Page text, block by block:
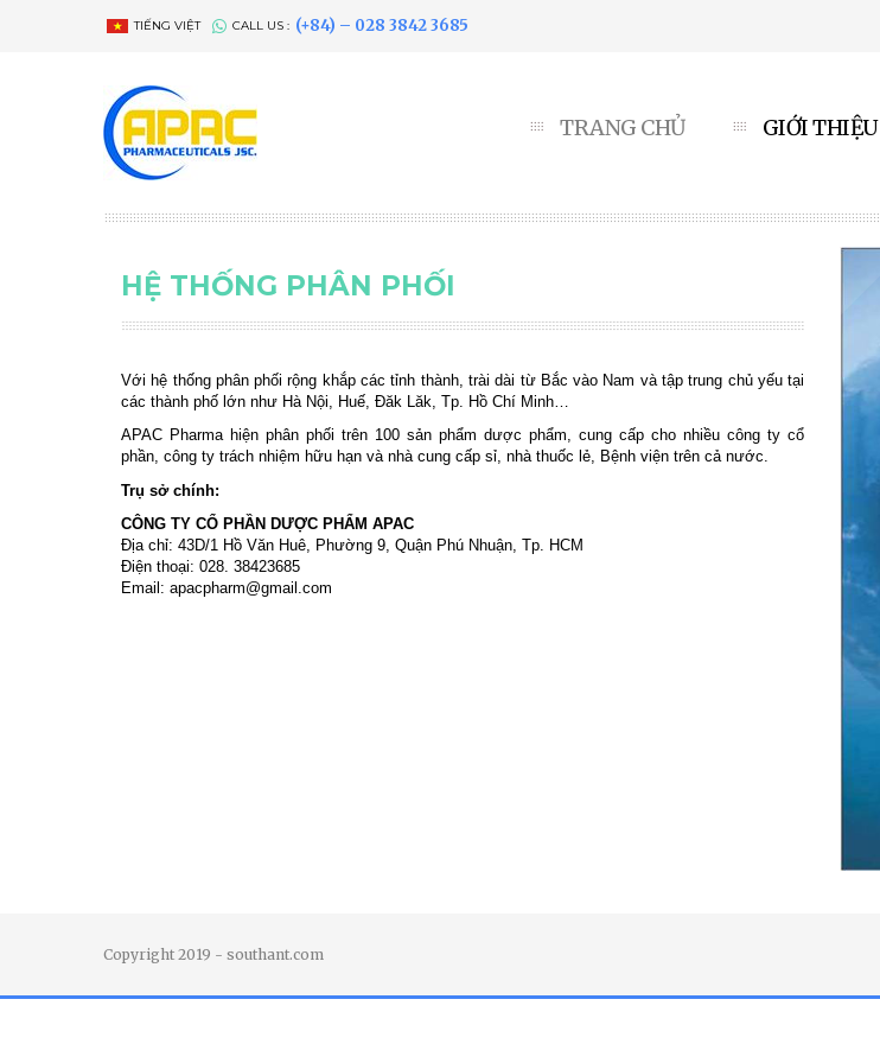
TIẾNG VIỆT CALL US : (+84) – 028 3842 3685
TRANG CHỦ GIỚI THIỆU
HỆ THỐNG PHÂN PHỐI
Với hệ thống phân phối rộng khắp các tỉnh thành, trài dài từ Bắc vào Nam và tập trung chủ yếu tại
các thành phố lớn như Hà Nội, Huế, Đăk Lăk, Tp. Hồ Chí Minh…
APAC Pharma hiện phân phối trên 100 sản phẩm dược phẩm, cung cấp cho nhiều công ty cổ
phần, công ty trách nhiệm hữu hạn và nhà cung cấp sỉ, nhà thuốc lẻ, Bệnh viện trên cả nước.
Trụ sở chính:
CÔNG TY CỔ PHẦN DƯỢC PHẨM APAC
Địa chỉ: 43D/1 Hồ Văn Huê, Phường 9, Quận Phú Nhuận, Tp. HCM
Điện thoại: 028. 38423685
Email: apacpharm@gmail.com
Copyright 2019 - southant.com